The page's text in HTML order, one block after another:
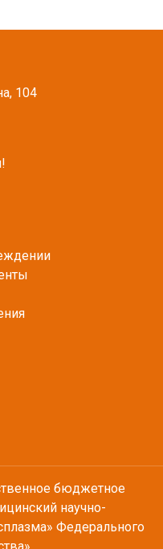
104
бюджетное
научно-
Федерального